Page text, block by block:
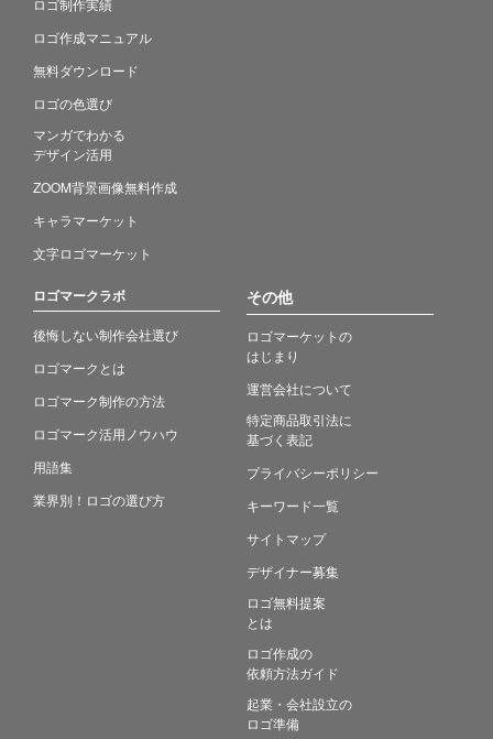
ロゴ制作実績
ロゴ作成マニュアル
無料ダウンロード
ロゴの色選び
マンガでわかる
デザイン活用
ZOOM背景画像無料作成
キャラマーケット
文字ロゴマーケット
ロゴマークラボ
後悔しない制作会社選び
ロゴマークとは
ロゴマーク制作の方法
ロゴマーク活用ノウハウ
用語集
業界別！ロゴの選び方
その他
ロゴマーケットの
はじまり
運営会社について
特定商品取引法に
基づく表記
プライバシーポリシー
キーワード一覧
サイトマップ
デザイナー募集
ロゴ無料提案
とは
ロゴ作成の
依頼方法ガイド
起業・会社設立の
ロゴ準備